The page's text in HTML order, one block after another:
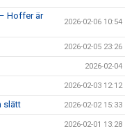
Hoffer är
2026-02-06 10:54
2026-02-05 23:26
2026-02-04
2026-02-03 12:12
slätt 2026-02-02 15:33
2026-02-01 13:28